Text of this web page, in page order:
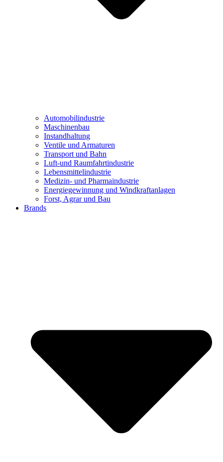
Automobilindustrie
Maschinenbau
Instandhaltung
Ventile und Armaturen
Transport und Bahn
Luft-und Raumfahrtindustrie
Lebensmittelindustrie
Medizin- und Pharmaindustrie
Energiegewinnung und Windkraftanlagen
Forst, Agrar und Bau
Brands